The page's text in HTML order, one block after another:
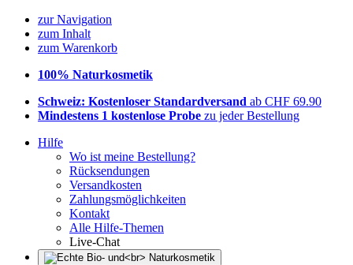
zur Navigation
zum Inhalt
zum Warenkorb
100% Naturkosmetik
Schweiz: Kostenloser Standardversand ab CHF 69.90
Mindestens 1 kostenlose Probe zu jeder Bestellung
Hilfe
Wo ist meine Bestellung?
Rücksendungen
Versandkosten
Zahlungsmöglichkeiten
Kontakt
Alle Hilfe-Themen
Live-Chat